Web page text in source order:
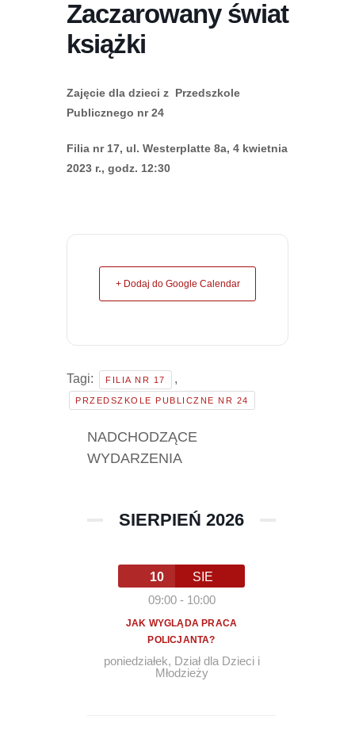
Zaczarowany świat
książki
Zajęcie dla dzieci z Przedszkole
Publicznego nr 24
Filia nr 17, ul. Westerplatte 8a, 4 kwietnia
2023 r., godz. 12:30
+ Dodaj do Google Calendar
Tagi: FILIA NR 17 ,
PRZEDSZKOLE PUBLICZNE NR 24
NADCHODZĄCE
WYDARZENIA
SIERPIEŃ 2026
10
SIE
09:00- 10:00
JAK WYGLĄDA PRACA
POLICJANTA?
poniedziałek, Dział dla Dzieci i
Młodzieży